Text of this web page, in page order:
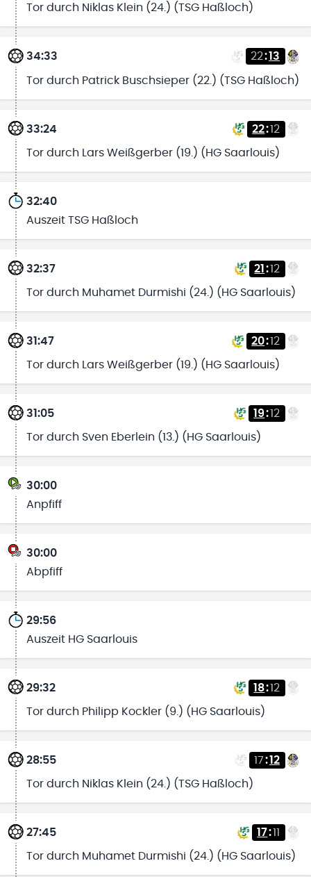
Tor durch Niklas Klein (24.) (TSG Haßloch)
34:33 22:13
Tor durch Patrick Buschsieper (22.) (TSG Haßloch)
33:24 22:12
Tor durch Lars Weißgerber (19.) (HG Saarlouis)
32:40
Auszeit TSG Haßloch
32:37 21 :12
Tor durch Muhamet Durmishi (24.) (HG Saarlouis)
31:47 20:12
Tor durch Lars Weißgerber (19.) (HG Saarlouis)
31:05 19:12
Tor durch Sven Eberlein (13.) (HG Saarlouis)
30:00
Anpfiff
30:00
Abpfiff
29:56
Auszeit HG Saarlouis
29:32 18:12
Tor durch Philipp Kockler (9.) (HG Saarlouis)
28:55 17:12
Tor durch Niklas Klein (24.) (TSG Haßloch)
27:45 17:11
Tor durch Muhamet Durmishi (24.) (HG Saarlouis)